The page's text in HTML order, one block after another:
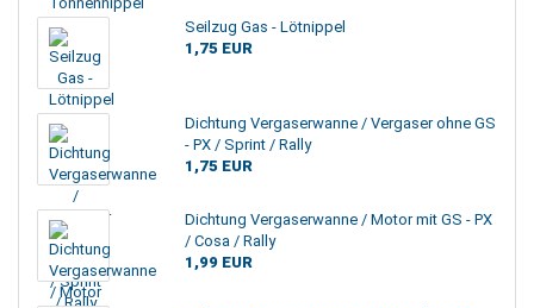
Seilzug Gas - Lötnippel
1,75 EUR
Dichtung Vergaserwanne / Vergaser ohne GS
- PX / Sprint / Rally
1,75 EUR
Dichtung Vergaserwanne / Motor mit GS - PX
/ Cosa / Rally
1,99 EUR